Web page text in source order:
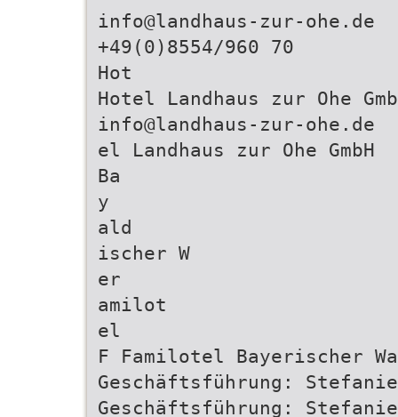
info@landhaus-zur-ohe.de
+49(0)8554/960 70
Hot
Hotel Landhaus zur Ohe
info@landhaus-zur-ohe.de
el Landhaus zur Ohe GmbH
Ba
y
ald
ischer W
er
amilot
el
F Familotel Bayerischer
Geschäftsführung:
Geschäftsführung: